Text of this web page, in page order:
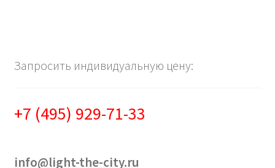
Запросить индивидуальную цену:
+7 (495) 929-71-33
info@light-the-city.ru